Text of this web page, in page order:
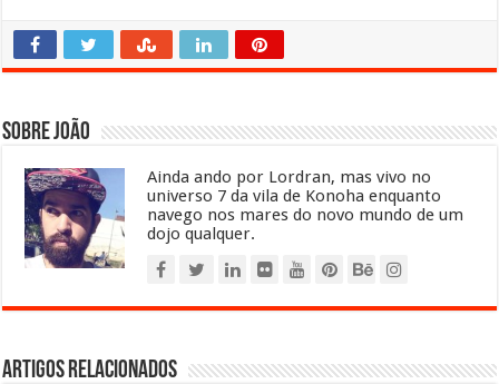
Sobre João
Ainda ando por Lordran, mas vivo no
universo 7 da vila de Konoha enquanto
navego nos mares do novo mundo de um
dojo qualquer.
Artigos relacionados